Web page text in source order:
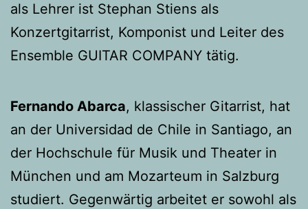
als Lehrer ist Stephan Stiens als
Konzertgitarrist, Komponist und Leiter des
Ensemble GUITAR COMPANY tätig.
Fernando Abarca, klassischer Gitarrist, hat
an der Universidad de Chile in Santiago, an
der Hochschule für Musik und Theater in
München und am Mozarteum in Salzburg
studiert. Gegenwärtig arbeitet er sowohl als